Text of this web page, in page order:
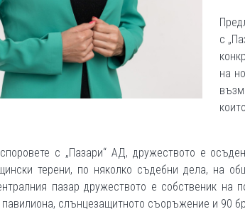
с
на
с „Пазари“ АД, дружеството е
терени, по няколко съдебни дела, на
пазар дружеството е собственик
слънцезащитното съоръжение и 90